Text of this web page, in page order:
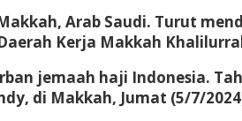
Arab Saudi. Turut
Kerja Makkah
jemaah haji Indonesia.
di Makkah, Jumat (5/7/